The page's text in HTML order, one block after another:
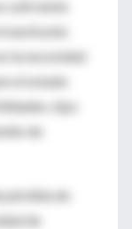
suficiente
la necesidad
el estado
tipo
de
pérdida de
de